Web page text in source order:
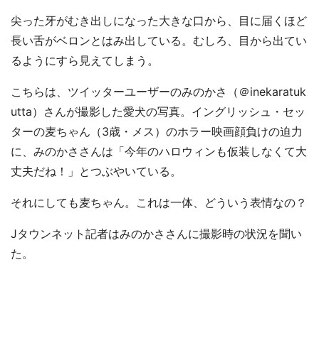
尖った牙がむき出しになった大きな口から、目に届くほど
長い舌がベロンとはみ出している。むしろ、目から出てい
るようにすら見えてしまう。
こちらは、ツイッターユーザーのみのかさ（＠inekaratuk
utta）さんが撮影した愛犬の写真。イングリッシュ・セッ
ターの麦ちゃん（3歳・メス）のホラー映画顔負けの迫力
に、みのかささんは「今年のハロウィンも仮装しなくて大
丈夫だね！」とつぶやいている。
それにしても麦ちゃん。これは一体、どういう表情なの？
Jタウンネット記者はみのかささんに撮影時の状況を聞い
た。